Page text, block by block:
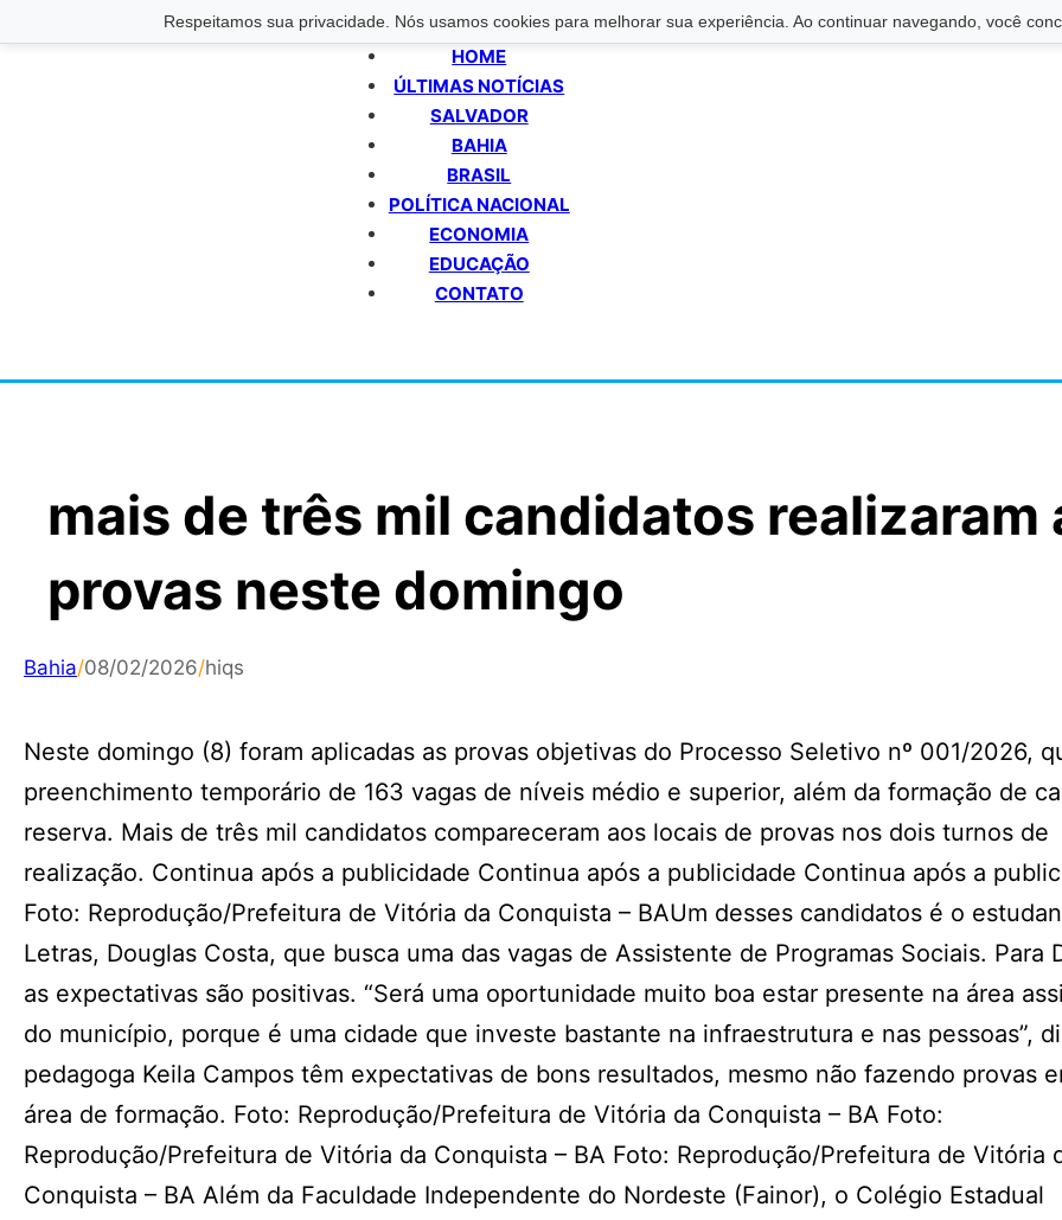
Respeitamos sua privacidade. Nós usamos cookies para melhorar sua experiência. Ao continuar navegando, você
HOME
ÚLTIMAS NOTÍCIAS
SALVADOR
BAHIA
BRASIL
POLÍTICA NACIONAL
ECONOMIA
EDUCAÇÃO
CONTATO
mais de três mil candidatos realizaram
provas neste domingo
Bahia/08/02/2026/hiqs
Neste domingo (8) foram aplicadas as provas objetivas do Processo Seletivo nº 001/2026,
preenchimento temporário de 163 vagas de níveis médio e superior, além da formação de
reserva. Mais de três mil candidatos compareceram aos locais de provas nos dois turnos de
realização. Continua após a publicidade Continua após a publicidade Continua após a
Foto: Reprodução/Prefeitura de Vitória da Conquista – BAUm desses candidatos é o
Letras, Douglas Costa, que busca uma das vagas de Assistente de Programas Sociais. Para
as expectativas são positivas. “Será uma oportunidade muito boa estar presente na área
do município, porque é uma cidade que investe bastante na infraestrutura e nas pessoas”,
pedagoga Keila Campos têm expectativas de bons resultados, mesmo não fazendo provas
área de formação. Foto: Reprodução/Prefeitura de Vitória da Conquista – BA Foto:
Reprodução/Prefeitura de Vitória da Conquista – BA Foto: Reprodução/Prefeitura de Vitória
Conquista – BA Além da Faculdade Independente do Nordeste (Fainor), o Colégio Estadual